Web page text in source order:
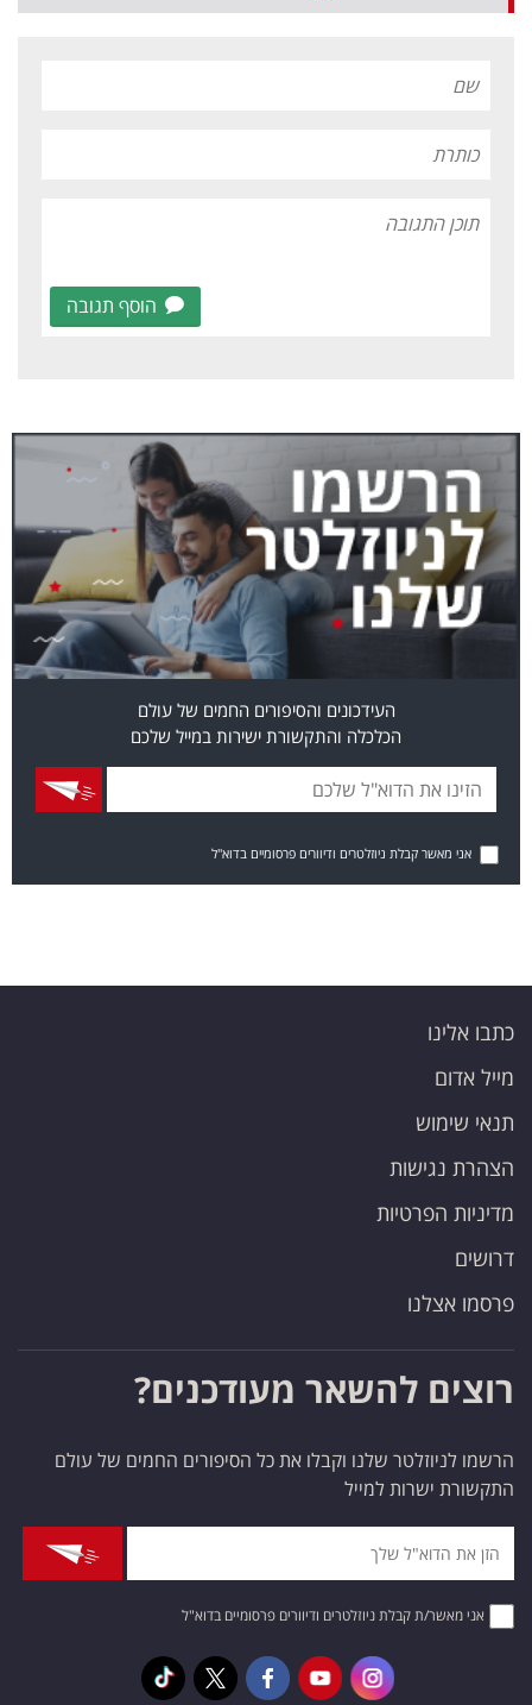
הוסף תגובה
העידכונים והסיפורים החמים של עולם
הכלכלה והתקשורת ישירות במייל שלכם
אני מאשר קבלת ניוזלטרים ודיוורים פרסומיים בדוא"ל
כתבו אלינו
מייל אדום
תנאי שימוש
הצהרת נגישות
מדיניות הפרטיות
דרושים
פרסמו אצלנו
רוצים להשאר מעודכנים?
הרשמו לניוזלטר שלנו וקבלו את כל הסיפורים החמים של עולם
התקשורת ישרות למייל
אני מאשר/ת קבלת ניוזלטרים ודיוורים פרסומיים בדוא"ל